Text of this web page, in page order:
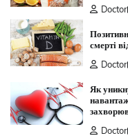
Doctor
смерті
Doctor
Як
Doctor